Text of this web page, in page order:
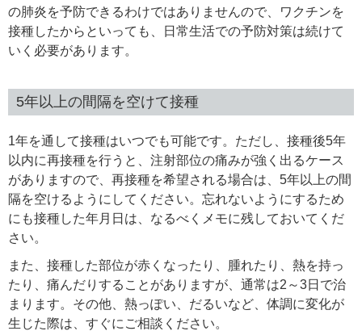
の肺炎を予防できるわけではありませんので、ワクチンを
接種したからといっても、日常生活での予防対策は続けて
いく必要があります。
5年以上の間隔を空けて接種
1年を通して接種はいつでも可能です。ただし、接種後5年
以内に再接種を行うと、注射部位の痛みが強く出るケース
がありますので、再接種を希望される場合は、5年以上の間
隔を空けるようにしてください。忘れないようにするため
にも接種した年月日は、なるべくメモに残しておいてくだ
さい。
また、接種した部位が赤くなったり、腫れたり、熱を持っ
たり、痛んだりすることがありますが、通常は2～3日で治
まります。その他、熱っぽい、だるいなど、体調に変化が
生じた際は、すぐにご相談ください。